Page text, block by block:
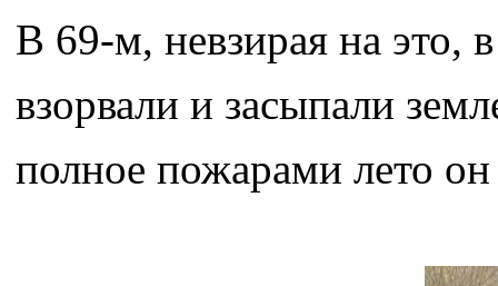
В 69-м, невзирая на это,
взорвали и засыпали
полное пожарами лето